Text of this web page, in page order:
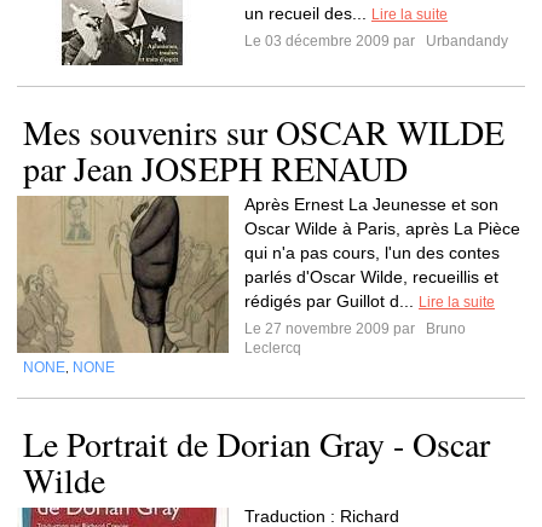
un recueil des...
Lire la suite
Le 03 décembre 2009 par
Urbandandy
Mes souvenirs sur OSCAR WILDE
par Jean JOSEPH RENAUD
Après Ernest La Jeunesse et son
Oscar Wilde à Paris, après La Pièce
qui n'a pas cours, l'un des contes
parlés d'Oscar Wilde, recueillis et
rédigés par Guillot d...
Lire la suite
Le 27 novembre 2009 par
Bruno
Leclercq
NONE NONE
Le Portrait de Dorian Gray - Oscar
Wilde
Traduction : Richard